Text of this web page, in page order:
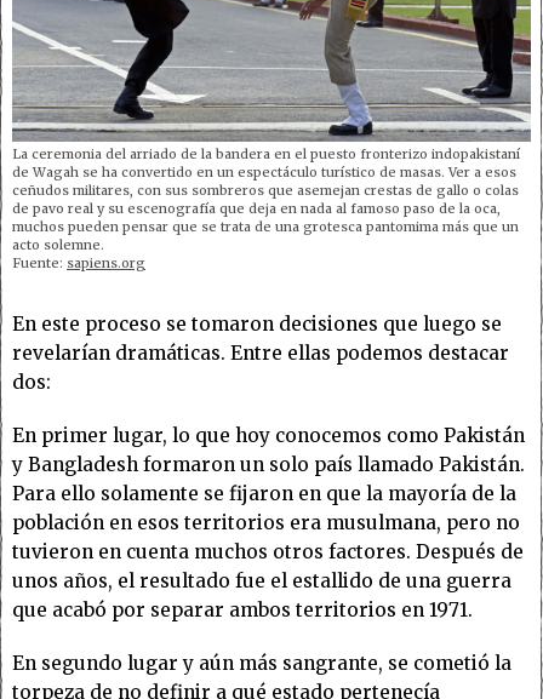
La ceremonia del arriado de la bandera en el puesto fronterizo indopakistaní
de Wagah se ha convertido en un espectáculo turístico de masas. Ver a esos
ceñudos militares, con sus sombreros que asemejan crestas de gallo o colas
de pavo real y su escenografía que deja en nada al famoso paso de la oca,
muchos pueden pensar que se trata de una grotesca pantomima más que un
acto solemne.
Fuente: sapiens.org
En este proceso se tomaron decisiones que luego se
revelarían dramáticas. Entre ellas podemos destacar
dos:
En primer lugar, lo que hoy conocemos como Pakistán
y Bangladesh formaron un solo país llamado Pakistán.
Para ello solamente se fijaron en que la mayoría de la
población en esos territorios era musulmana, pero no
tuvieron en cuenta muchos otros factores. Después de
unos años, el resultado fue el estallido de una guerra
que acabó por separar ambos territorios en 1971.
En segundo lugar y aún más sangrante, se cometió la
torpeza de no definir a qué estado pertenecía